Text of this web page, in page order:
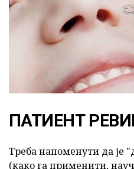
ПАТИЕНТ
Треба напоменути да је
(како га применити,